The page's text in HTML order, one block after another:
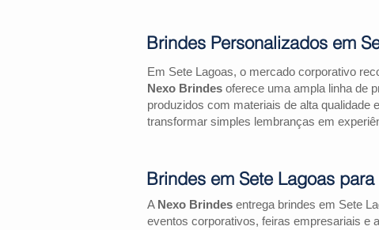
Em Sete Lagoas, o mercado corporativo
Nexo Brindes oferece uma ampla linha de
produzidos com materiais de alta qualidade
transformar simples lembranças em
A Nexo Brindes entrega brindes em Sete
eventos corporativos, feiras empresariais e
Brindes Personalizados em
Brindes em Sete Lagoas